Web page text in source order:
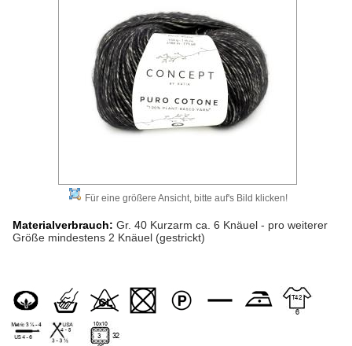
Für eine größere Ansicht, bitte auf's Bild klicken!
Materialverbrauch: Gr. 40 Kurzarm ca. 6 Knäuel - pro weiterer
Größe mindestens 2 Knäuel (gestrickt)